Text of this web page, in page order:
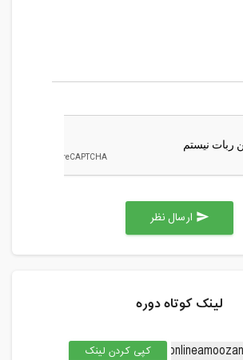
send
لینک کوتاه دوره
کپی کردن لینک